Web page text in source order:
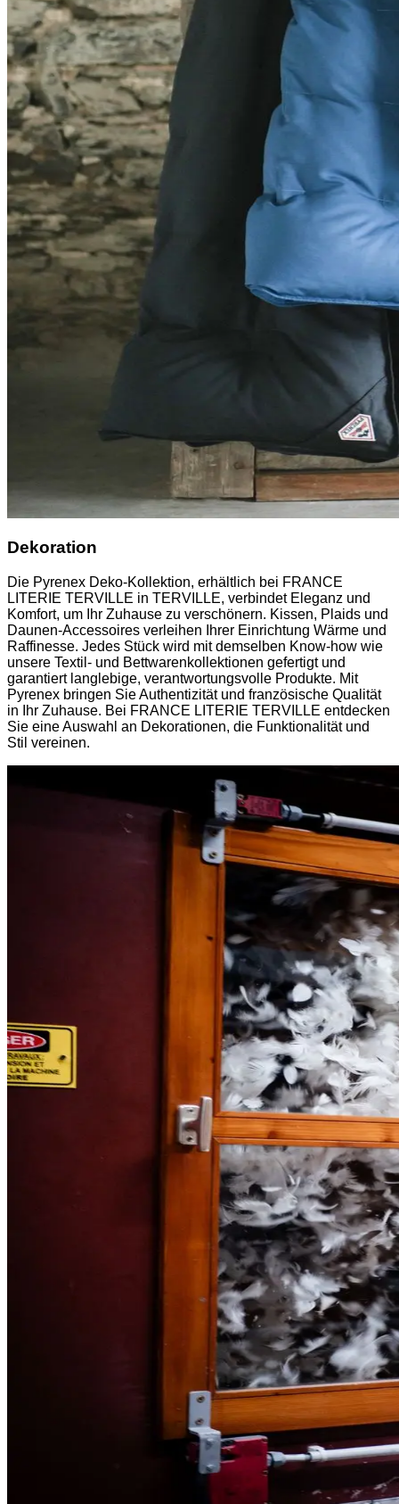
Dekoration
Die Pyrenex Deko-Kollektion, erhältlich bei FRANCE
LITERIE TERVILLE in TERVILLE, verbindet Eleganz und
Komfort, um Ihr Zuhause zu verschönern. Kissen, Plaids und
Daunen-Accessoires verleihen Ihrer Einrichtung Wärme und
Raffinesse. Jedes Stück wird mit demselben Know-how wie
unsere Textil- und Bettwarenkollektionen gefertigt und
garantiert langlebige, verantwortungsvolle Produkte. Mit
Pyrenex bringen Sie Authentizität und französische Qualität
in Ihr Zuhause. Bei FRANCE LITERIE TERVILLE entdecken
Sie eine Auswahl an Dekorationen, die Funktionalität und
Stil vereinen.